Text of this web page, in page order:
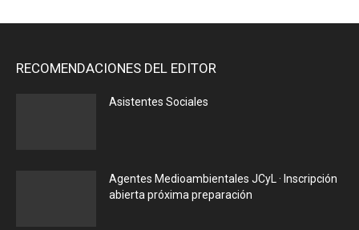
RECOMENDACIONES DEL EDITOR
Asistentes Sociales
Agentes Medioambientales JCyL · Inscripción
abierta próxima preparación